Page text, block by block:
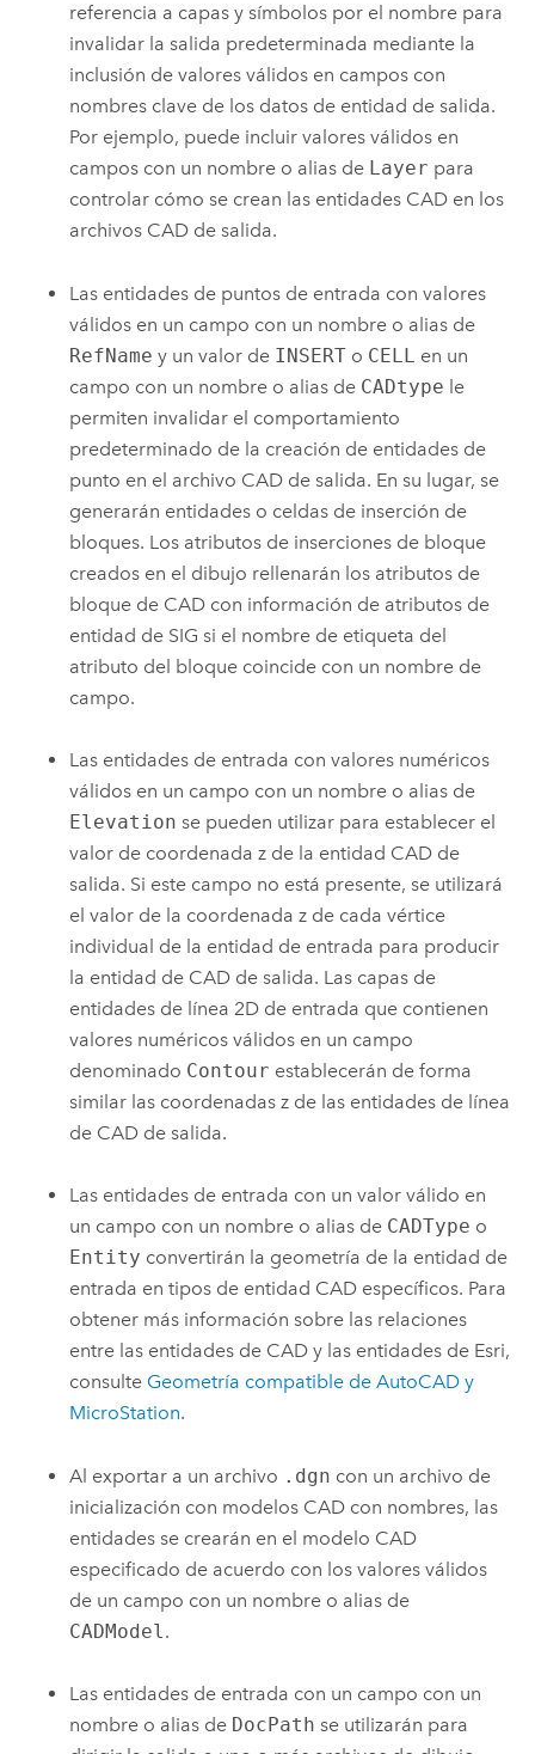
referencia a capas y símbolos por el nombre para
invalidar la salida predeterminada mediante la
inclusión de valores válidos en campos con
nombres clave de los datos de entidad de salida.
Por ejemplo, puede incluir valores válidos en
campos con un nombre o alias de Layer para
controlar cómo se crean las entidades CAD en los
archivos CAD de salida.
Las entidades de puntos de entrada con valores
válidos en un campo con un nombre o alias de
RefName y un valor de INSERT o CELL en un
campo con un nombre o alias de CADtype le
permiten invalidar el comportamiento
predeterminado de la creación de entidades de
punto en el archivo CAD de salida. En su lugar, se
generarán entidades o celdas de inserción de
bloques. Los atributos de inserciones de bloque
creados en el dibujo rellenarán los atributos de
bloque de CAD con información de atributos de
entidad de SIG si el nombre de etiqueta del
atributo del bloque coincide con un nombre de
campo.
Las entidades de entrada con valores numéricos
válidos en un campo con un nombre o alias de
Elevation se pueden utilizar para establecer el
valor de coordenada z de la entidad CAD de
salida. Si este campo no está presente, se utilizará
el valor de la coordenada z de cada vértice
individual de la entidad de entrada para producir
la entidad de CAD de salida. Las capas de
entidades de línea 2D de entrada que contienen
valores numéricos válidos en un campo
denominado Contour establecerán de forma
similar las coordenadas z de las entidades de línea
de CAD de salida.
Las entidades de entrada con un valor válido en
un campo con un nombre o alias de CADType o
Entity convertirán la geometría de la entidad de
entrada en tipos de entidad CAD específicos. Para
obtener más información sobre las relaciones
entre las entidades de CAD y las entidades de Esri,
consulte Geometría compatible de AutoCAD y
MicroStation.
Al exportar a un archivo .dgn con un archivo de
inicialización con modelos CAD con nombres, las
entidades se crearán en el modelo CAD
especificado de acuerdo con los valores válidos
de un campo con un nombre o alias de
CADModel .
Las entidades de entrada con un campo con un
nombre o alias de DocPath se utilizarán para